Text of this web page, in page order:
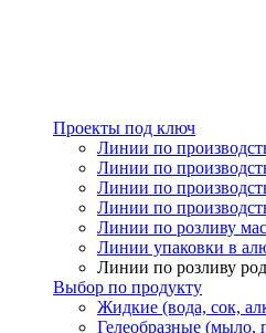
Проекты под ключ
Линии по
Линии по
Линии по
Линии по
Линии по розливу
Линии упаковки в
Линии по розливу
Выбор по продукту
Жидкие (вода, сок,
Гелеобразные (мыло,